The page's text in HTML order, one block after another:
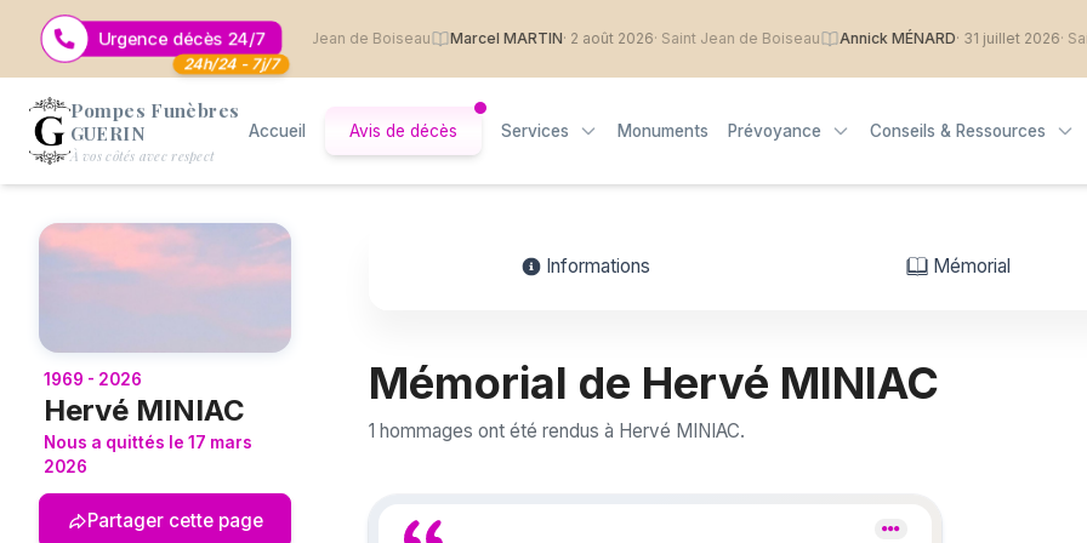
Urgence décès 24/7
24h/24 - 7j/7
christiane sauvage· 7 août 2026· Saint Jean de Boiseau Marcel MARTIN· 2 août 2026· Saint Jean de Boiseau Annick MÉNARD· 31 juillet 2026·
Logo Pompes Funèbres GUERIN
Pompes Funèbres
GUERIN
À vos côtés avec respect
Accueil Avis de décès Services Monuments Prévoyance Conseils & Ressources
1969 - 2026
Hervé MINIAC
Nous a quittés le 17 mars
2026
Partager cette page
Informations Mémorial
Mémorial de Hervé MINIAC
1 hommages ont été rendus à Hervé MINIAC.